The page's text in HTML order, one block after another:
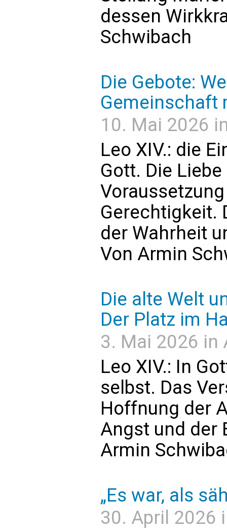
dessen
Schwibach
Die Gebote:
Gemeinschaft
10. Mai 2026
Leo XIV.: die
Gott. Die
Gerechtigkeit.
der Wahrheit
Von Armin
Die alte Welt
Der Platz im
3. Mai 2026 in
Leo XIV.: In
selbst. Das
Hoffnung der
Angst und der
Armin
„Es war, als
30. April 2026